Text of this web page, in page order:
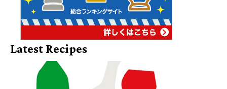
Latest Recipes